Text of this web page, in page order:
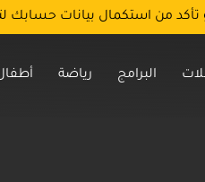
تأكد من استكمال بيانات حسابك
البرامج رياضة